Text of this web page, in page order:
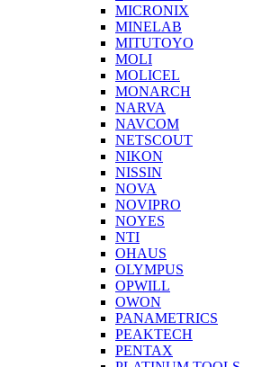
MICRONIX
MINELAB
MITUTOYO
MOLI
MOLICEL
MONARCH
NARVA
NAVCOM
NETSCOUT
NIKON
NISSIN
NOVA
NOVIPRO
NOYES
NTI
OHAUS
OLYMPUS
OPWILL
OWON
PANAMETRICS
PEAKTECH
PENTAX